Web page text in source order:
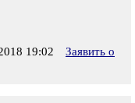
19:02
Заявить о